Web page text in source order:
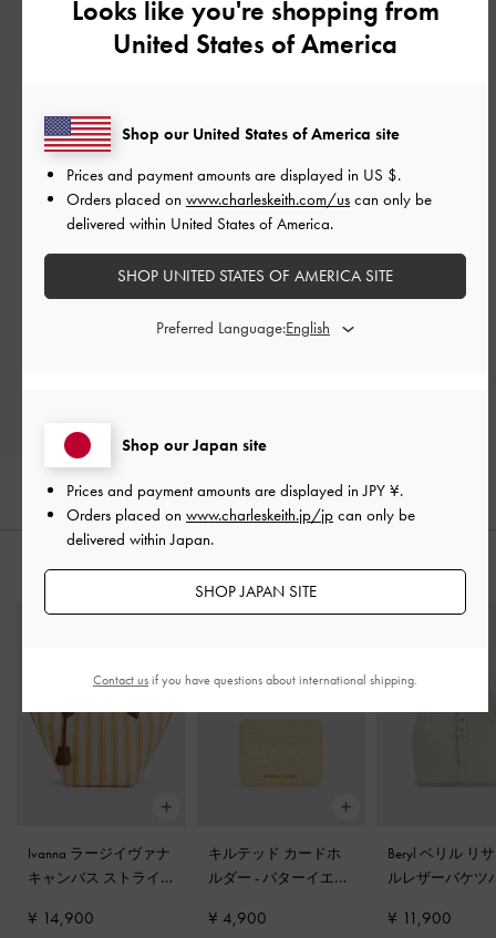
ご感想をお聞かせください
Let us know what you think
おすすめのアイテム
Ivanna ラージイヴァナ
キャンバス ストライ
ースコッチイエロー
¥ 14,900
キルテッド カードホ
ルダー -バターイエロ
¥ 4,900
Beryl ベリル リ
ルレザーバケツ
¥ 11,900
Looks like you're shopping from
United States of America
Shop our Japan site
Prices and payment amounts are displayed inJPY ¥.
Orders placed on www.charleskeith.jp/jp can only be
delivered within Japan.
SHOP JAPAN SITE
Shop our United States of America site
Prices and payment amounts are displayed in US $.
Orders placed on www.charleskeith.com/us can only be
delivered within United States of America.
SHOP UNITED STATES OF AMERICA SITE
Preferred Language:
Contact usif you have questions about international shipping.